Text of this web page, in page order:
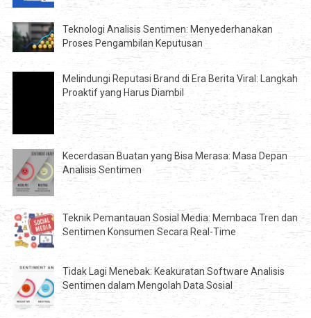
Teknologi Analisis Sentimen: Menyederhanakan
Proses Pengambilan Keputusan
Melindungi Reputasi Brand di Era Berita Viral: Langkah
Proaktif yang Harus Diambil
Kecerdasan Buatan yang Bisa Merasa: Masa Depan
Analisis Sentimen
Teknik Pemantauan Sosial Media: Membaca Tren dan
Sentimen Konsumen Secara Real-Time
Tidak Lagi Menebak: Keakuratan Software Analisis
Sentimen dalam Mengolah Data Sosial